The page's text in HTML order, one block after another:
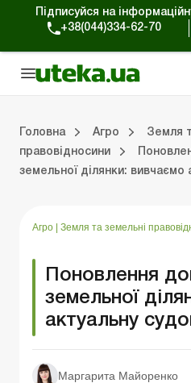
Підписуйся на
+38(044)334-62-70
Головна Агро
Земля
правовідносини
земельної ділянки: вивчаємо
Агро Земля та земельні
Поновлення
земельної
актуальну
Маргарита Майоренко